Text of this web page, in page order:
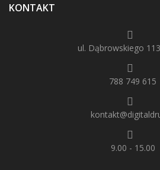
KONTAKT
ul. Dąbrowskiego
788 749 615
9.00 - 15.00